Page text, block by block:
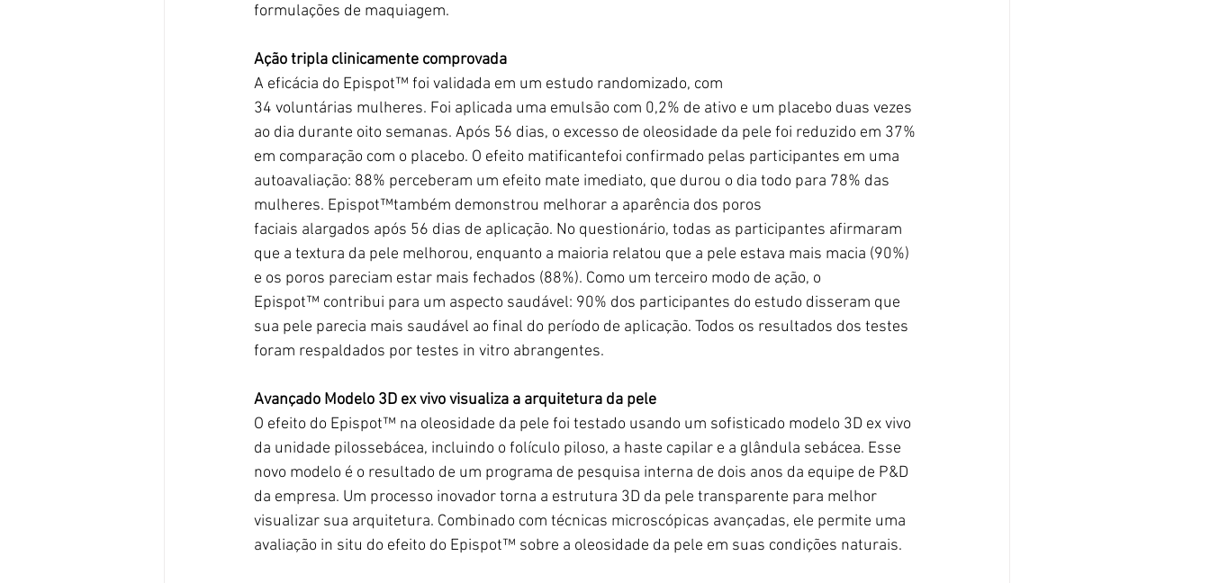
formulações de maquiagem.
Ação tripla clinicamente comprovada
A eficácia do Epispot™ foi validada em um estudo randomizado, com
34 voluntárias mulheres. Foi aplicada uma emulsão com 0,2% de ativo e um placebo duas vezes
ao dia durante oito semanas. Após 56 dias, o excesso de oleosidade da pele foi reduzido em 37%
em comparação com o placebo. O efeito matificantefoi confirmado pelas participantes em uma
autoavaliação: 88% perceberam um efeito mate imediato, que durou o dia todo para 78% das
mulheres. Epispot™também demonstrou melhorar a aparência dos poros
faciais alargados após 56 dias de aplicação. No questionário, todas as participantes afirmaram
que a textura da pele melhorou, enquanto a maioria relatou que a pele estava mais macia (90%)
e os poros pareciam estar mais fechados (88%). Como um terceiro modo de ação, o
Epispot™ contribui para um aspecto saudável: 90% dos participantes do estudo disseram que
sua pele parecia mais saudável ao final do período de aplicação. Todos os resultados dos testes
foram respaldados por testes in vitro abrangentes.
Avançado Modelo 3D ex vivo visualiza a arquitetura da pele
O efeito do Epispot™ na oleosidade da pele foi testado usando um sofisticado modelo 3D ex vivo
da unidade pilossebácea, incluindo o folículo piloso, a haste capilar e a glândula sebácea. Esse
novo modelo é o resultado de um programa de pesquisa interna de dois anos da equipe de P&D
da empresa. Um processo inovador torna a estrutura 3D da pele transparente para melhor
visualizar sua arquitetura. Combinado com técnicas microscópicas avançadas, ele permite uma
avaliação in situ do efeito do Epispot™ sobre a oleosidade da pele em suas condições naturais.